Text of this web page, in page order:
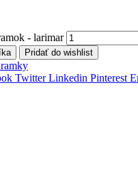
- larimar
Pridať do wishlist
Twitter Linkedin Pinterest